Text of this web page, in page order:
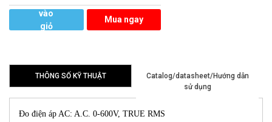
vào
giỏ
Mua ngay
THÔNG SỐ KỸ THUẬT
Catalog/datasheet/Hướng dẫn
sử dụng
Đo điện áp AC: A.C. 0-600V, TRUE RMS